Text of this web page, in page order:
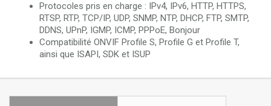
Protocoles pris en charge : IPv4, IPv6, HTTP, HTTPS,
RTSP, RTP, TCP/IP, UDP, SNMP, NTP, DHCP, FTP, SMTP,
DDNS, UPnP, IGMP, ICMP, PPPoE, Bonjour
Compatibilité ONVIF Profile S, Profile G et Profile T,
ainsi que ISAPI, SDK et ISUP